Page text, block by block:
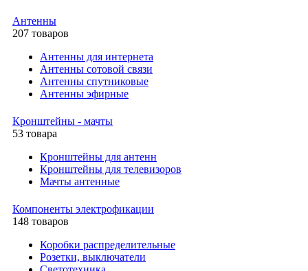
Антенны
207 товаров
Антенны для интернета
Антенны сотовой связи
Антенны спутниковые
Антенны эфирные
Кронштейны - мачты
53 товара
Кронштейны для антенн
Кронштейны для телевизоров
Мачты антенные
Компоненты электрофикации
148 товаров
Коробки распределительные
Розетки, выключатели